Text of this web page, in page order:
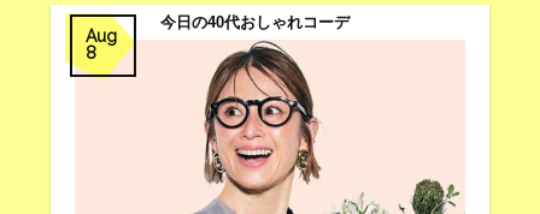
Aug
8
今日の40代おしゃれコーデ